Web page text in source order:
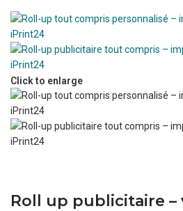
Click to enlarge
Roll up publicitaire –